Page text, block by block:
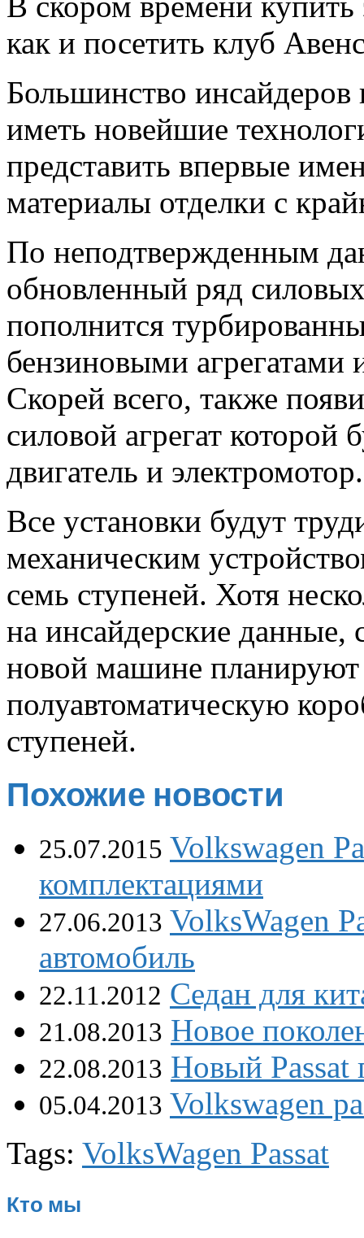
как и посетить клуб
Большинство инсайдеров
иметь новейшие
представить впервые
материалы отделки с
По неподтвержденным
обновленный ряд
пополнится
бензиновыми агрегатами
Скорей всего, также
силовой агрегат которой
двигатель и электромотор.
Все установки будут
механическим
семь ступеней. Хотя
на инсайдерские
новой машине
полуавтоматическую
ступеней.
Похожие новости
25.07.2015 Volkswagen
комплектациями
27.06.2013 VolksWagen
автомобиль
22.11.2012 Седан для
21.08.2013 Новое
22.08.2013 Новый Passat
05.04.2013 Volkswagen
Tags: VolksWagen Passat
Кто мы